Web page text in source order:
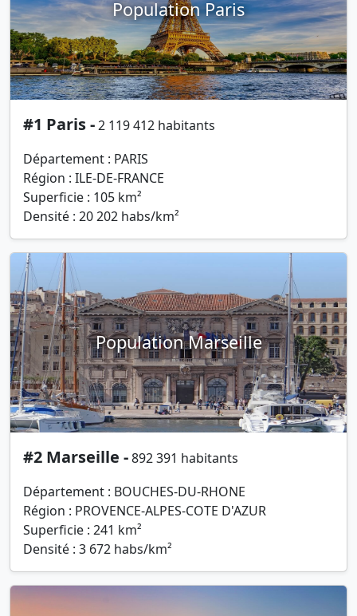
Population Paris
#1 Paris -2 119 412 habitants
Département : PARIS
Région : ILE-DE-FRANCE
Superficie : 105 km²
Densité : 20 202 habs/km²
Population Marseille
#2 Marseille -892 391 habitants
Département : BOUCHES-DU-RHONE
Région : PROVENCE-ALPES-COTE D'AZUR
Superficie : 241 km²
Densité : 3 672 habs/km²